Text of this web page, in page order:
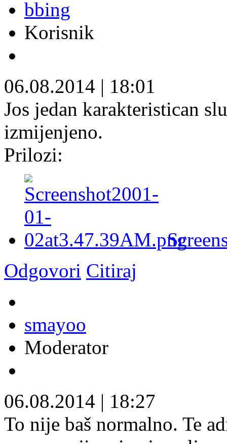
bbing
Korisnik
06.08.2014 | 18:01
Jos jedan karakteristican
izmijenjeno.
Prilozi:
Odgovori Citiraj
smayoo
Moderator
06.08.2014 | 18:27
To nije baš normalno. Te